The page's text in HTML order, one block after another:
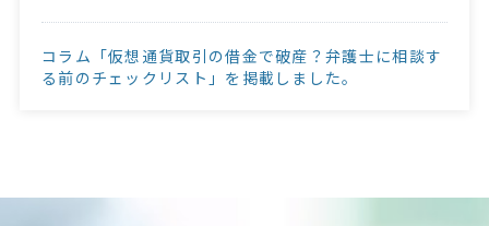
コラム「仮想通貨取引の借金で破産？弁護士に相談す
る前のチェックリスト」を掲載しました。